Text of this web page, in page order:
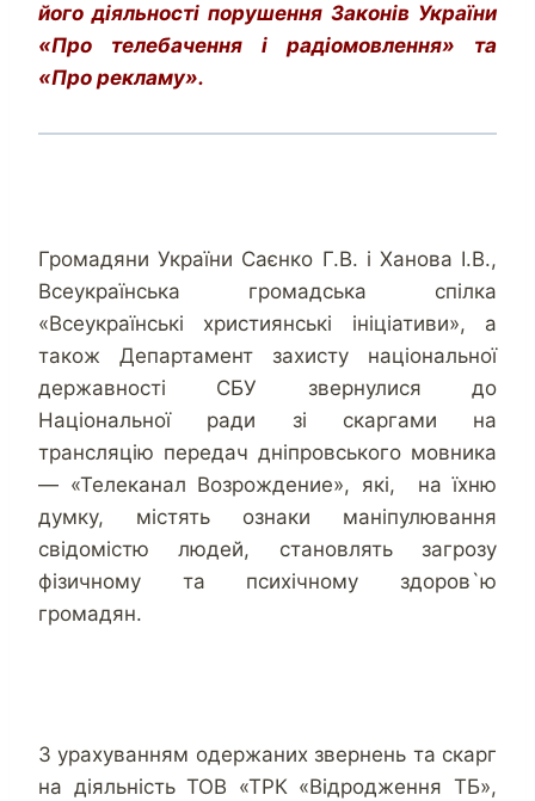
його діяльності порушення Законів України
«Про телебачення і радіомовлення» та
«Про рекламу».
Громадяни України Саєнко Г.В. і Ханова І.В.,
Всеукраїнська громадська спілка
«Всеукраїнські християнські ініціативи», а
також Департамент захисту національної
державності СБУ звернулися до
Національної ради зі скаргами на
трансляцію передач дніпровського мовника
— «Телеканал Возрождение», які, на їхню
думку, містять ознаки маніпулювання
свідомістю людей, становлять загрозу
фізичному та психічному здоров`ю
громадян.
З урахуванням одержаних звернень та скарг
на діяльність ТОВ «ТРК «Відродження ТБ»,